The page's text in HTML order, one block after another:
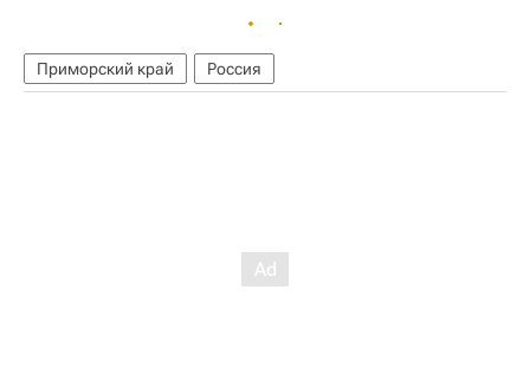
Приморский край Россия